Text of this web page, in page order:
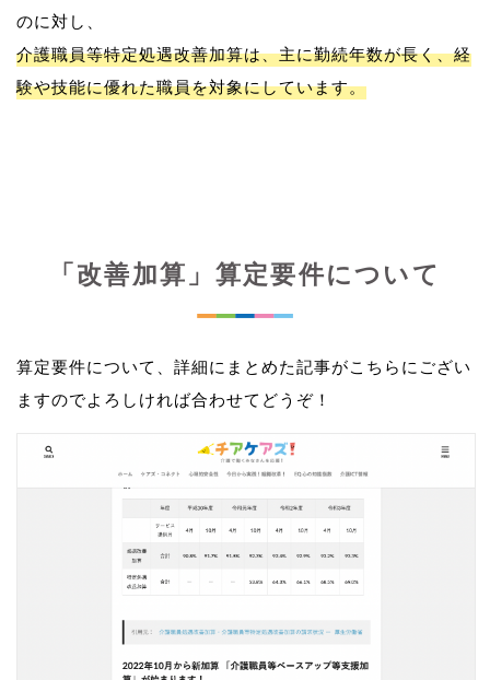
介護職員等特定処遇改善加算は、主に勤続年数が長く、経
験や技能に優れた職員を対象にしています。
「改善加算」算定要件について
算定要件について、詳細にまとめた記事がこちらにござい
ますのでよろしければ合わせてどうぞ！